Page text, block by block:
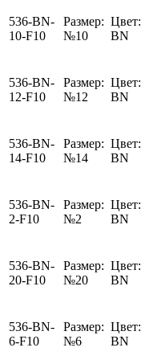
536-BN-
10-F10
Размер:
№10
Цвет:
BN
536-BN-
12-F10
Размер:
№12
Цвет:
BN
536-BN-
14-F10
Размер:
№14
Цвет:
BN
536-BN-
2-F10
Размер:
№2
Цвет:
BN
536-BN-
20-F10
Размер:
№20
Цвет:
BN
536-BN-
6-F10
Размер:
№6
Цвет:
BN